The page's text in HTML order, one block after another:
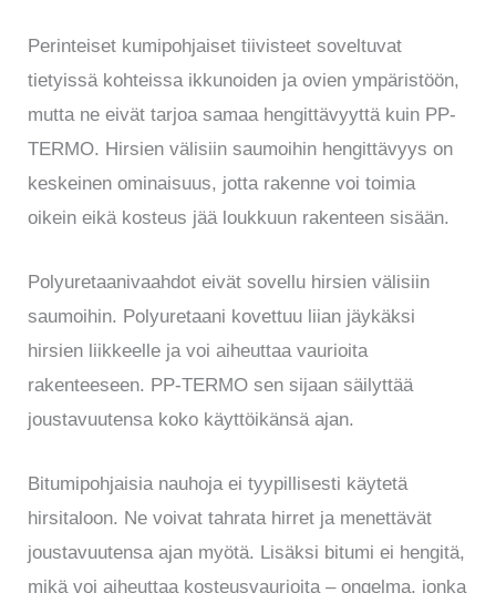
Perinteiset kumipohjaiset tiivisteet soveltuvat
tietyissä kohteissa ikkunoiden ja ovien ympäristöön,
mutta ne eivät tarjoa samaa hengittävyyttä kuin PP-
TERMO. Hirsien välisiin saumoihin hengittävyys on
keskeinen ominaisuus, jotta rakenne voi toimia
oikein eikä kosteus jää loukkuun rakenteen sisään.
Polyuretaanivaahdot eivät sovellu hirsien välisiin
saumoihin. Polyuretaani kovettuu liian jäykäksi
hirsien liikkeelle ja voi aiheuttaa vaurioita
rakenteeseen. PP-TERMO sen sijaan säilyttää
joustavuutensa koko käyttöikänsä ajan.
Bitumipohjaisia nauhoja ei tyypillisesti käytetä
hirsitaloon. Ne voivat tahrata hirret ja menettävät
joustavuutensa ajan myötä. Lisäksi bitumi ei hengitä,
mikä voi aiheuttaa kosteusvaurioita – ongelma, jonka